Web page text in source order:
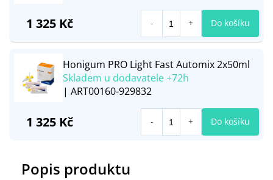
Popis produktu
1 325 Kč Do košíku
Honigum PRO Light Fast Automix 2x50ml
Skladem u dodavatele +72h
| ART00160-929832
1 325 Kč Do košíku